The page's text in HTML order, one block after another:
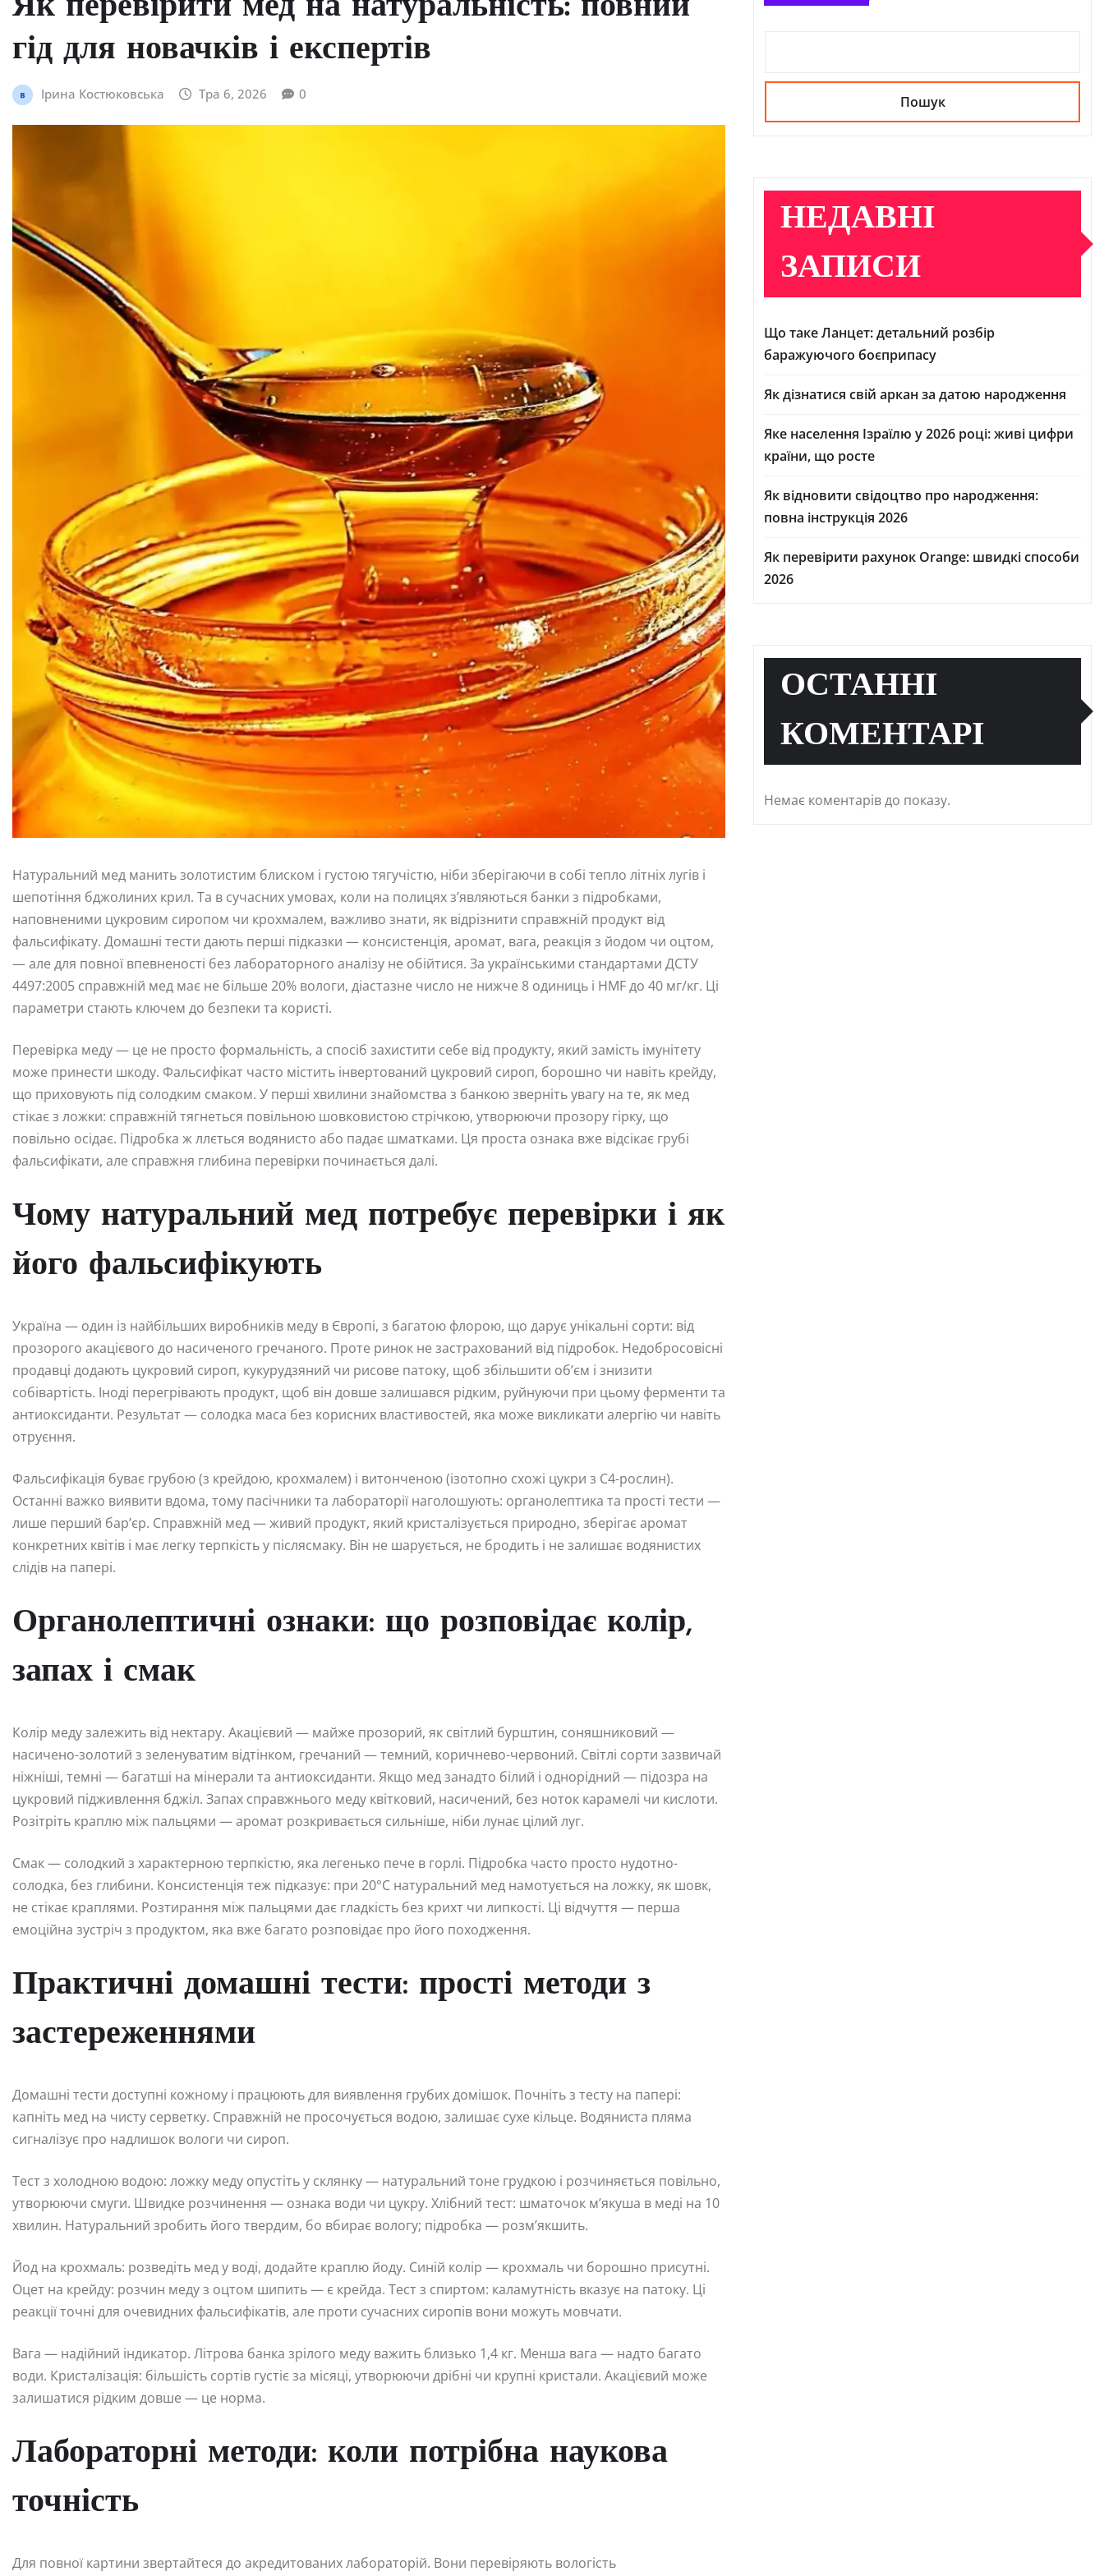
Як перевірити мед на натуральність: повний
гід для новачків і експертів
Ірина Костюковська Тра 6, 2026 0
Натуральний мед манить золотистим блиском і густою тягучістю, ніби зберігаючи в собі тепло літніх лугів і
шепотіння бджолиних крил. Та в сучасних умовах, коли на полицях з’являються банки з підробками,
наповненими цукровим сиропом чи крохмалем, важливо знати, як відрізнити справжній продукт від
фальсифікату. Домашні тести дають перші підказки — консистенція, аромат, вага, реакція з йодом чи оцтом,
— але для повної впевненості без лабораторного аналізу не обійтися. За українськими стандартами ДСТУ
4497:2005 справжній мед має не більше 20% вологи, діастазне число не нижче 8 одиниць і HMF до 40 мг/кг. Ці
параметри стають ключем до безпеки та користі.
Перевірка меду — це не просто формальність, а спосіб захистити себе від продукту, який замість імунітету
може принести шкоду. Фальсифікат часто містить інвертований цукровий сироп, борошно чи навіть крейду,
що приховують під солодким смаком. У перші хвилини знайомства з банкою зверніть увагу на те, як мед
стікає з ложки: справжній тягнеться повільною шовковистою стрічкою, утворюючи прозору гірку, що
повільно осідає. Підробка ж ллється водянисто або падає шматками. Ця проста ознака вже відсікає грубі
фальсифікати, але справжня глибина перевірки починається далі.
Чому натуральний мед потребує перевірки і як
його фальсифікують
Україна — один із найбільших виробників меду в Європі, з багатою флорою, що дарує унікальні сорти: від
прозорого акацієвого до насиченого гречаного. Проте ринок не застрахований від підробок. Недобросовісні
продавці додають цукровий сироп, кукурудзяний чи рисове патоку, щоб збільшити об’єм і знизити
собівартість. Іноді перегрівають продукт, щоб він довше залишався рідким, руйнуючи при цьому ферменти та
антиоксиданти. Результат — солодка маса без корисних властивостей, яка може викликати алергію чи навіть
отруєння.
Фальсифікація буває грубою (з крейдою, крохмалем) і витонченою (ізотопно схожі цукри з C4-рослин).
Останні важко виявити вдома, тому пасічники та лабораторії наголошують: органолептика та прості тести —
лише перший бар’єр. Справжній мед — живий продукт, який кристалізується природно, зберігає аромат
конкретних квітів і має легку терпкість у післясмаку. Він не шарується, не бродить і не залишає водянистих
слідів на папері.
Органолептичні ознаки: що розповідає колір,
запах і смак
Колір меду залежить від нектару. Акацієвий — майже прозорий, як світлий бурштин, соняшниковий —
насичено-золотий з зеленуватим відтінком, гречаний — темний, коричнево-червоний. Світлі сорти зазвичай
ніжніші, темні — багатші на мінерали та антиоксиданти. Якщо мед занадто білий і однорідний — підозра на
цукровий підживлення бджіл. Запах справжнього меду квітковий, насичений, без ноток карамелі чи кислоти.
Розітріть краплю між пальцями — аромат розкривається сильніше, ніби лунає цілий луг.
Смак — солодкий з характерною терпкістю, яка легенько пече в горлі. Підробка часто просто нудотно-
солодка, без глибини. Консистенція теж підказує: при 20°C натуральний мед намотується на ложку, як шовк,
не стікає краплями. Розтирання між пальцями дає гладкість без крихт чи липкості. Ці відчуття — перша
емоційна зустріч з продуктом, яка вже багато розповідає про його походження.
Практичні домашні тести: прості методи з
застереженнями
Домашні тести доступні кожному і працюють для виявлення грубих домішок. Почніть з тесту на папері:
капніть мед на чисту серветку. Справжній не просочується водою, залишає сухе кільце. Водяниста пляма
сигналізує про надлишок вологи чи сироп.
Тест з холодною водою: ложку меду опустіть у склянку — натуральний тоне грудкою і розчиняється повільно,
утворюючи смуги. Швидке розчинення — ознака води чи цукру. Хлібний тест: шматочок м’якуша в меді на 10
хвилин. Натуральний зробить його твердим, бо вбирає вологу; підробка — розм’якшить.
Йод на крохмаль: розведіть мед у воді, додайте краплю йоду. Синій колір — крохмаль чи борошно присутні.
Оцет на крейду: розчин меду з оцтом шипить — є крейда. Тест з спиртом: каламутність вказує на патоку. Ці
реакції точні для очевидних фальсифікатів, але проти сучасних сиропів вони можуть мовчати.
Вага — надійний індикатор. Літрова банка зрілого меду важить близько 1,4 кг. Менша вага — надто багато
води. Кристалізація: більшість сортів густіє за місяці, утворюючи дрібні чи крупні кристали. Акацієвий може
залишатися рідким довше — це норма.
Лабораторні методи: коли потрібна наукова
точність
Для повної картини звертайтеся до акредитованих лабораторій. Вони перевіряють вологість
Пошук
НЕДАВНІ
ЗАПИСИ
Що таке Ланцет: детальний розбір
баражуючого боєприпасу
Як дізнатися свій аркан за датою народження
Яке населення Ізраїлю у 2026 році: живі цифри
країни, що росте
Як відновити свідоцтво про народження:
повна інструкція 2026
Як перевірити рахунок Orange: швидкі способи
2026
ОСТАННІ
КОМЕНТАРІ
Немає коментарів до показу.